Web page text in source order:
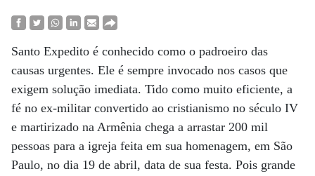
Santo Expedito é conhecido como o padroeiro das
causas urgentes. Ele é sempre invocado nos casos que
exigem solução imediata. Tido como muito eficiente, a
fé no ex-militar convertido ao cristianismo no século IV
e martirizado na Armênia chega a arrastar 200 mil
pessoas para a igreja feita em sua homenagem, em São
Paulo, no dia 19 de abril, data de sua festa. Pois grande